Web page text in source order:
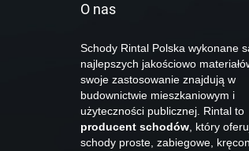
O nas
Schody Rintal Polska wykonane
najlepszych jakościowo
swoje zastosowanie znajdują w
budownictwie mieszkaniowym i
użyteczności publicznej. Rintal to
producent schodów , który
schody proste, zabiegowe,